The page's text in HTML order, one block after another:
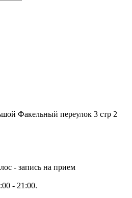
Факельный переулок 3 стр 2
- 21:00.